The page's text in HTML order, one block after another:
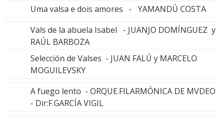
Uma valsa e dois amores - YAMANDÚ COSTA
Vals de la abuela Isabel - JUANJO DOMÍNGUEZ y
RAÚL BARBOZA
Selección de Valses - JUAN FALÚ y MARCELO
MOGUILEVSKY
A fuego lento - ORQUE.FILARMÓNICA DE MVDEO
- Dir:F.GARCÍA VIGIL